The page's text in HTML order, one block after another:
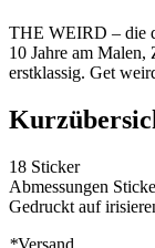
THE WEIRD – die
10 Jahre am Malen,
erstklassig. Get
18 Sticker
Abmessungen
Gedruckt auf
*Versand